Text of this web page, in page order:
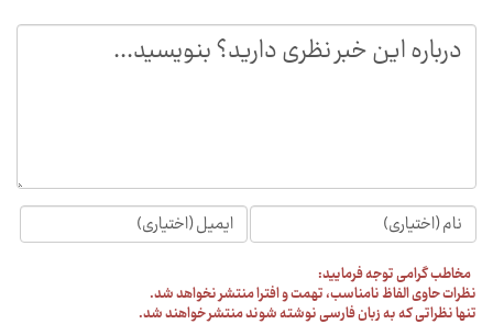
مخاطب گرامی توجه فرمایید:
نظرات حاوی الفاظ نامناسب، تهمت و افترا منتشر نخواهد شد.
تنها نظراتی که به زبان فارسی نوشته شوند منتشر خواهند شد.